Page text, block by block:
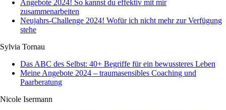
Angebote 2024! So kannst du effektiv mit mir
zusammenarbeiten
Neujahrs-Challenge 2024! Wofür ich nicht mehr zur Verfügung
stehe
Sylvia Tornau
Das ABC des Selbst: 40+ Begriffe für ein bewussteres Leben
Meine Angebote 2024 – traumasensibles Coaching und
Paarberatung
Nicole Isermann